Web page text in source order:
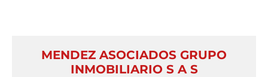
MENDEZ ASOCIADOS GRUPO
INMOBILIARIO S A S